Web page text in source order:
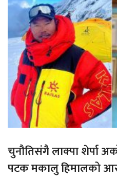
चुनौतिसंगै लाक्पा शेर्पा
पटक मकालु हिमालको